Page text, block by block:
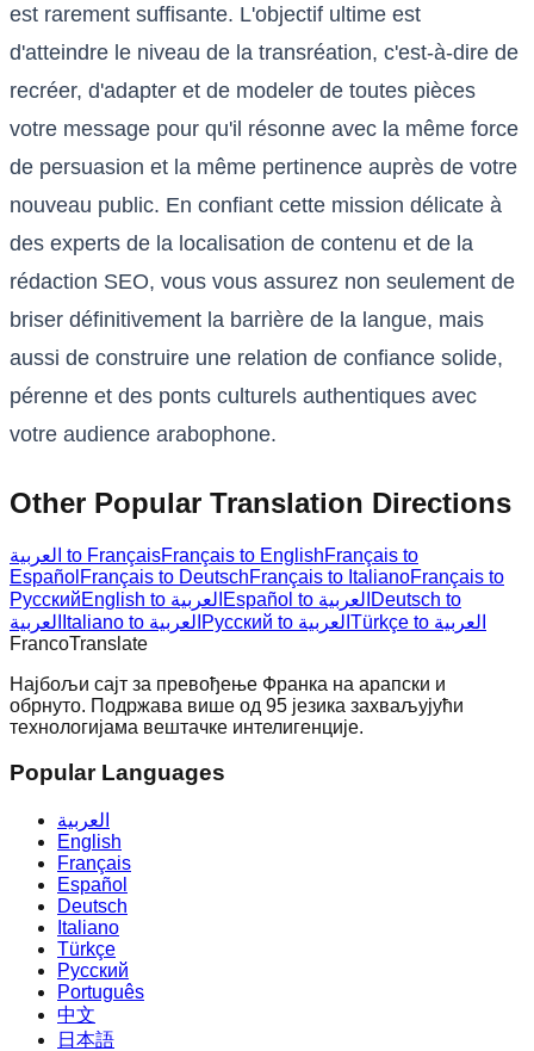
est rarement suffisante. L'objectif ultime est
d'atteindre le niveau de la transréation, c'est-à-dire de
recréer, d'adapter et de modeler de toutes pièces
votre message pour qu'il résonne avec la même force
de persuasion et la même pertinence auprès de votre
nouveau public. En confiant cette mission délicate à
des experts de la localisation de contenu et de la
rédaction SEO, vous vous assurez non seulement de
briser définitivement la barrière de la langue, mais
aussi de construire une relation de confiance solide,
pérenne et des ponts culturels authentiques avec
votre audience arabophone.
Other Popular Translation Directions
العربية to FrançaisFrançais to EnglishFrançais to
Español Français to DeutschFrançais to ItalianoFrançais to
Русский
English to العربية Español to العربية Deutsch to
العربية
Italiano to العربية Русский to العربية
Türkçe to العربية
FrancoTranslate
Најбољи сајт за превођење Франка на арапски и
обрнуто. Подржава више од 95 језика захваљујући
технологијама вештачке интелигенције.
Popular Languages
العربية
English
Français
Español
Deutsch
Italiano
Türkçe
Русский
Português
中文
日本語